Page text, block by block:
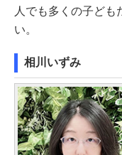
人でも多くの子ども
い。
相川いずみ